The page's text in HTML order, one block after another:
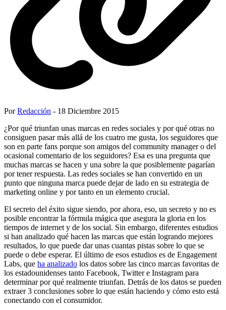
PorRedacción - 18 Diciembre 2015
¿Por qué triunfan unas marcas en redes sociales y por qué otras no
consiguen pasar más allá de los cuatro me gusta, los seguidores que
son en parte fans porque son amigos del community manager o del
ocasional comentario de los seguidores? Esa es una pregunta que
muchas marcas se hacen y una sobre la que posiblemente pagarían
por tener respuesta. Las redes sociales se han convertido en un
punto que ninguna marca puede dejar de lado en su estrategia de
marketing online y por tanto en un elemento crucial.
El secreto del éxito sigue siendo, por ahora, eso, un secreto y no es
posible encontrar la fórmula mágica que asegura la gloria en los
tiempos de internet y de los social. Sin embargo, diferentes estudios
si han analizado qué hacen las marcas que están logrando mejores
resultados, lo que puede dar unas cuantas pistas sobre lo que se
puede o debe esperar. El último de esos estudios es de Engagement
Labs, que ha analizado los datos sobre las cinco marcas favoritas de
los estadounidenses tanto Facebook, Twitter e Instagram para
determinar por qué realmente triunfan. Detrás de los datos se pueden
extraer 3 conclusiones sobre lo que están haciendo y cómo esto está
conectando con el consumidor.